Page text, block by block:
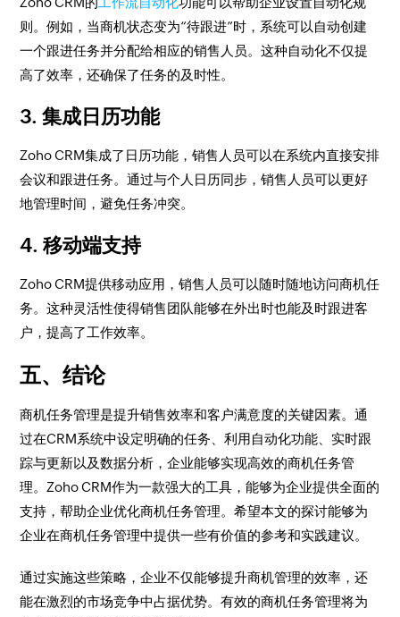
则。例如，当商机状态变为“待跟进”时，系统可以自动创建
一个跟进任务并分配给相应的销售人员。这种自动化不仅提
高了效率，还确保了任务的及时性。
3. 集成日历功能
Zoho CRM集成了日历功能，销售人员可以在系统内直接安排
会议和跟进任务。通过与个人日历同步，销售人员可以更好
地管理时间，避免任务冲突。
4. 移动端支持
Zoho CRM提供移动应用，销售人员可以随时随地访问商机任
务。这种灵活性使得销售团队能够在外出时也能及时跟进客
户，提高了工作效率。
五、结论
商机任务管理是提升销售效率和客户满意度的关键因素。通
过在CRM系统中设定明确的任务、利用自动化功能、实时跟
踪与更新以及数据分析，企业能够实现高效的商机任务管
理。Zoho CRM作为一款强大的工具，能够为企业提供全面的
支持，帮助企业优化商机任务管理。希望本文的探讨能够为
企业在商机任务管理中提供一些有价值的参考和实践建议。
通过实施这些策略，企业不仅能够提升商机管理的效率，还
能在激烈的市场竞争中占据优势。有效的商机任务管理将为